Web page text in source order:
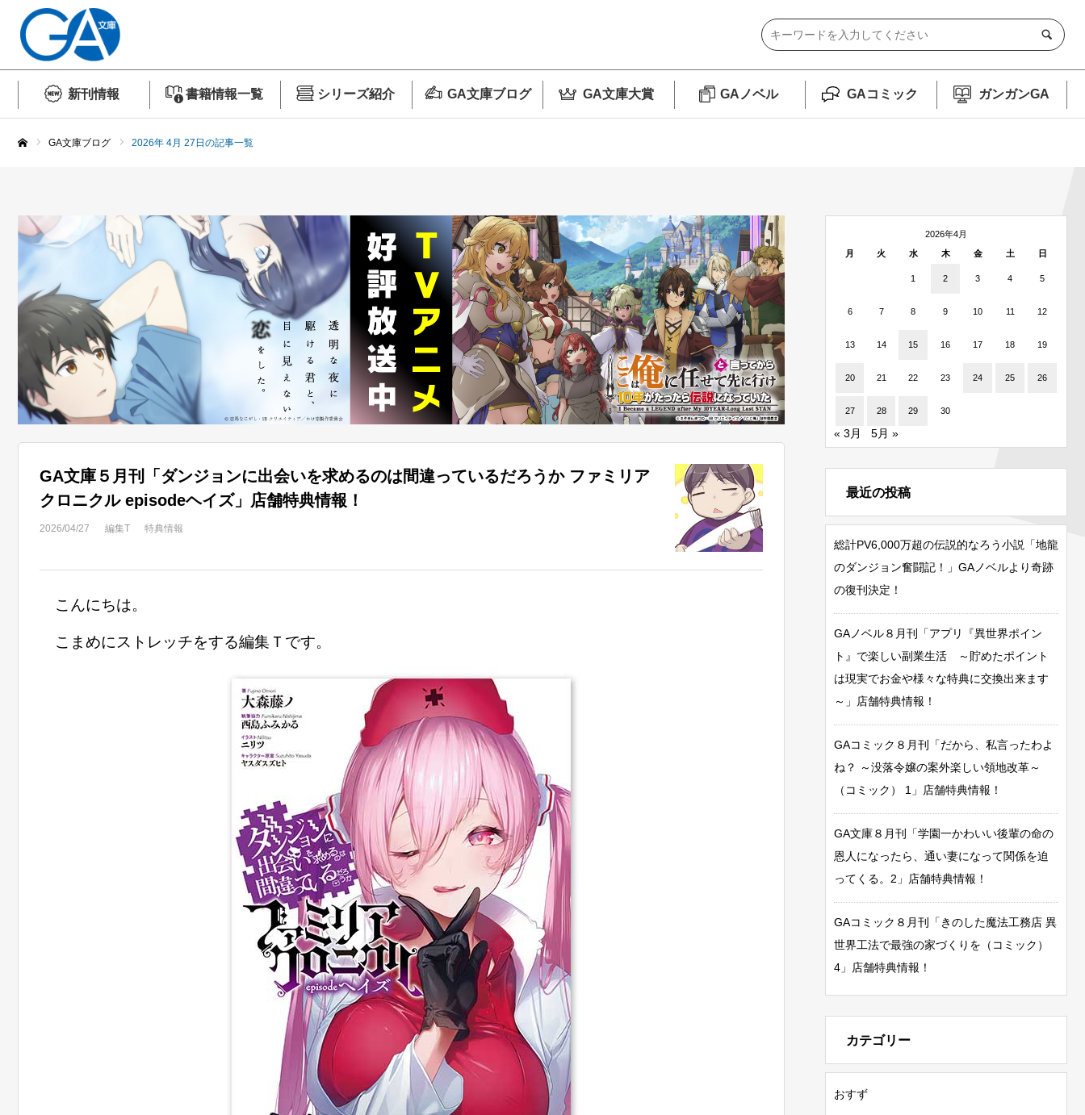
新刊情報 書籍情報一覧 シリーズ紹介 GA文庫ブログ GA文庫大賞 GAノベル GAコミック ガンガンGA
GA文庫ブログ 2026年 4月 27日の記事一覧
GA文庫５月刊「ダンジョンに出会いを求めるのは間違っているだろうか ファミリア
2026/04/27 編集T 特典情報
こんにちは。
こまめにストレッチをする編集Ｔです。
2026年4月
月
火 水 木 金 土 日
1 2 3 4 5
6 7 8 9 10 11 12
13 14 15 16 17 18 19
20 21 22 23 24 25 26
27 28 29 30
« 3月 5月 »
最近の投稿
総計PV6,000万超の伝説的なろう小説「地龍
のダンジョン奮闘記！」GAノベルより奇跡
の復刊決定！
GAノベル８月刊「アプリ『異世界ポイン
ト』で楽しい副業生活 ～貯めたポイント
は現実でお金や様々な特典に交換出来ます
～」店舗特典情報！
GAコミック８月刊「だから、私言ったわよ
ね？ ～没落令嬢の案外楽しい領地改革～
（コミック） 1」店舗特典情報！
GA文庫８月刊「学園一かわいい後輩の命の
恩人になったら、通い妻になって関係を迫
ってくる。2」店舗特典情報！
GAコミック８月刊「きのした魔法工務店 異
世界工法で最強の家づくりを（コミック）
4」店舗特典情報！
カテゴリー
おすず